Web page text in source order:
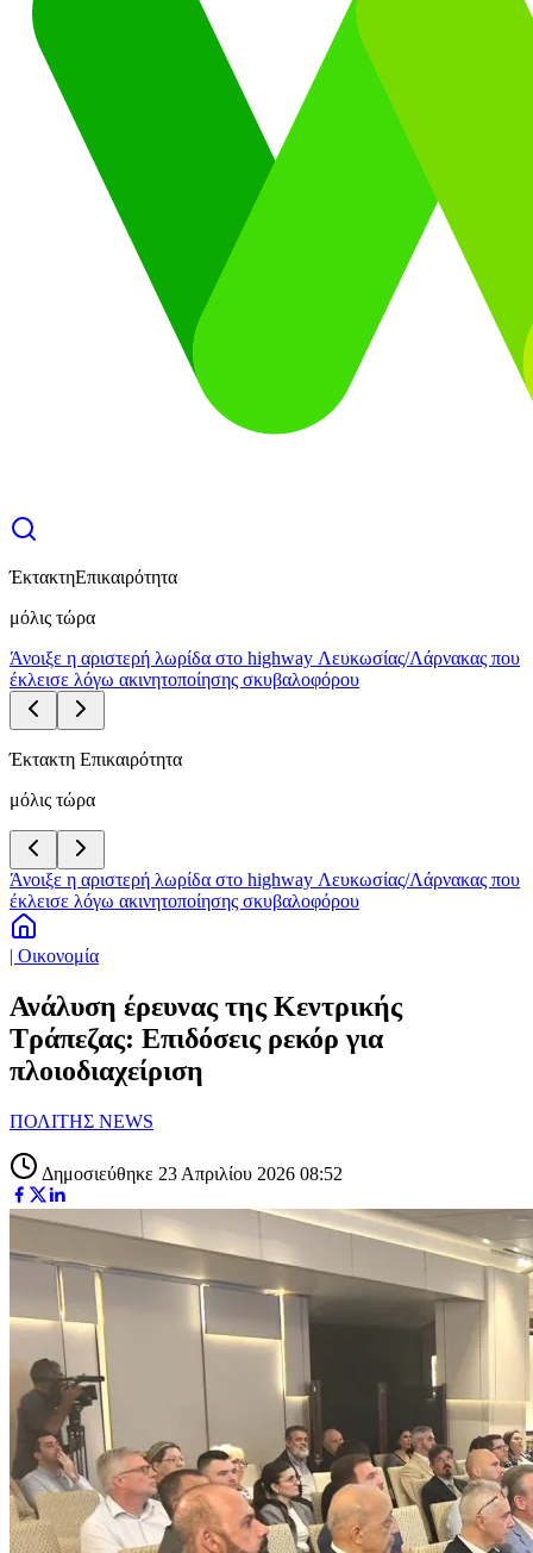
ΈκτακτηΕπικαιρότητα
μόλις τώρα
Άνοιξε η αριστερή λωρίδα στο highway Λευκωσίας/Λάρνακας που
έκλεισε λόγω ακινητοποίησης σκυβαλοφόρου
Έκτακτη Επικαιρότητα
μόλις τώρα
Άνοιξε η αριστερή λωρίδα στο highway Λευκωσίας/Λάρνακας που
έκλεισε λόγω ακινητοποίησης σκυβαλοφόρου
| Οικονομία
Ανάλυση έρευνας της Κεντρικής
Τράπεζας: Επιδόσεις ρεκόρ για
πλοιοδιαχείριση
ΠΟΛΙΤΗΣ NEWS
Δημοσιεύθηκε 23 Απριλίου 2026 08:52